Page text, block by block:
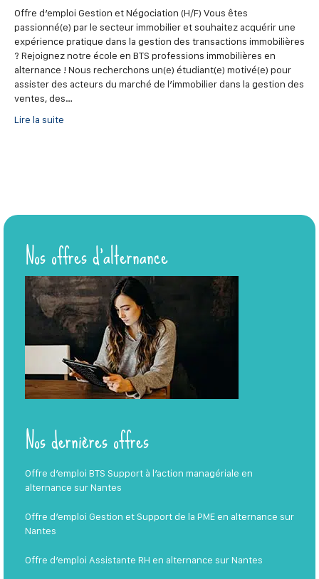
Offre d’emploi Gestion et Négociation (H/F) Vous êtes
passionné(e) par le secteur immobilier et souhaitez acquérir une
expérience pratique dans la gestion des transactions immobilières
? Rejoignez notre école en BTS professions immobilières en
alternance ! Nous recherchons un(e) étudiant(e) motivé(e) pour
assister des acteurs du marché de l’immobilier dans la gestion des
ventes, des…
Lire la suite
Nos offres d’alternance
Nos dernières offres
Offre d’emploi BTS Support à l’action managériale en
alternance sur Nantes
Offre d’emploi Gestion et Support de la PME en alternance sur
Nantes
Offre d’emploi Assistante RH en alternance sur Nantes